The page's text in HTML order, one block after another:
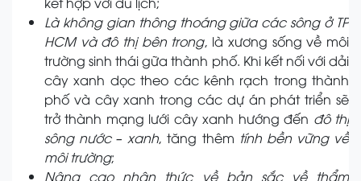
Là không gian thông thoáng giữa các sông ở TP
HCM và đô thị bên trong, là xương sống về môi
trường sinh thái gữa thành phố. Khi kết nối với dải
cây xanh dọc theo các kênh rạch trong thành
phố và cây xanh trong các dự án phát triển sẽ
trở thành mạng lưới cây xanh hướng đến đô thị
sông nước – xanh, tăng thêm tính bền vững về
môi trường;
Nâng cao nhận thức về bản sắc về thẩm